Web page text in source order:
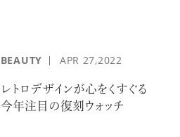
BEAUTY APR 27,2022
レトロデザインが心をくすぐる
今年注目の復刻ウォッチ